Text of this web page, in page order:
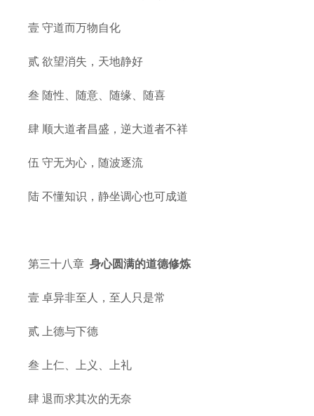
壹 守道而万物自化
贰 欲望消失，天地静好
叁 随性、随意、随缘、随喜
肆 顺大道者昌盛，逆大道者不祥
伍 守无为心，随波逐流
陆 不懂知识，静坐调心也可成道
第三十八章 身心圆满的道德修炼
壹 卓异非至人，至人只是常
贰 上德与下德
叁 上仁、上义、上礼
肆 退而求其次的无奈